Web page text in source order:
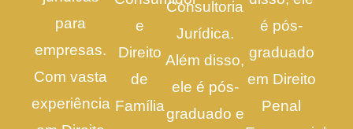
para
empresas.
Com vasta
experiência
e
Direito
de
Família
Consultoria
Jurídica.
Além disso,
ele é pós-
graduado e
é pós-
graduado
em Direito
Penal